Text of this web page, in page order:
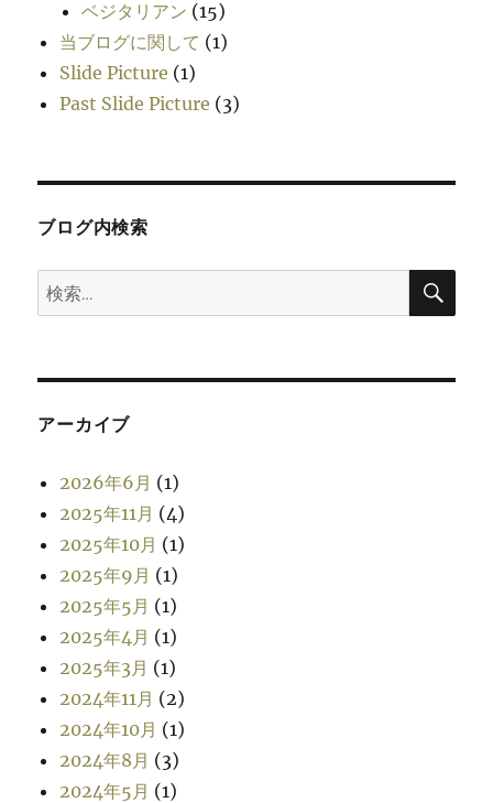
ベジタリアン (15)
当ブログに関して (1)
Slide Picture (1)
Past Slide Picture (3)
ブログ内検索
検
索:
検
アーカイブ
2026年6月 (1)
2025年11月 (4)
2025年10月 (1)
2025年9月 (1)
2025年5月 (1)
2025年4月 (1)
2025年3月 (1)
2024年11月 (2)
2024年10月 (1)
2024年8月 (3)
2024年5月 (1)